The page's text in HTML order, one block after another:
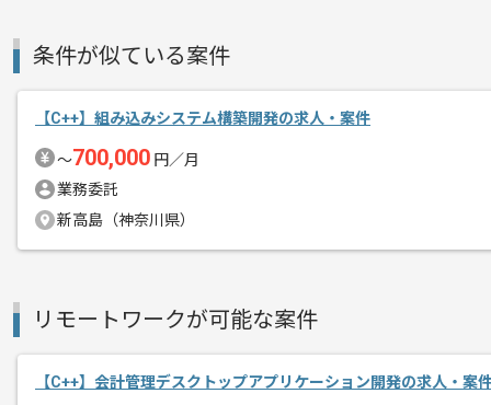
商談回数
作業開始日
2018/03/01
エージェントからのコ
メント
長期での開発を想定しておりますので、
腰を据えて作業を行いたい方にもおすす
条件が似ている案件
【C++】組み込みシステム構築開発の求人・案件
〜700,000 円／月
業務委託
新高島（神奈川県）
リモートワークが可能な案件
【C++】会計管理デスクトップアプリケーション開発の求人・案